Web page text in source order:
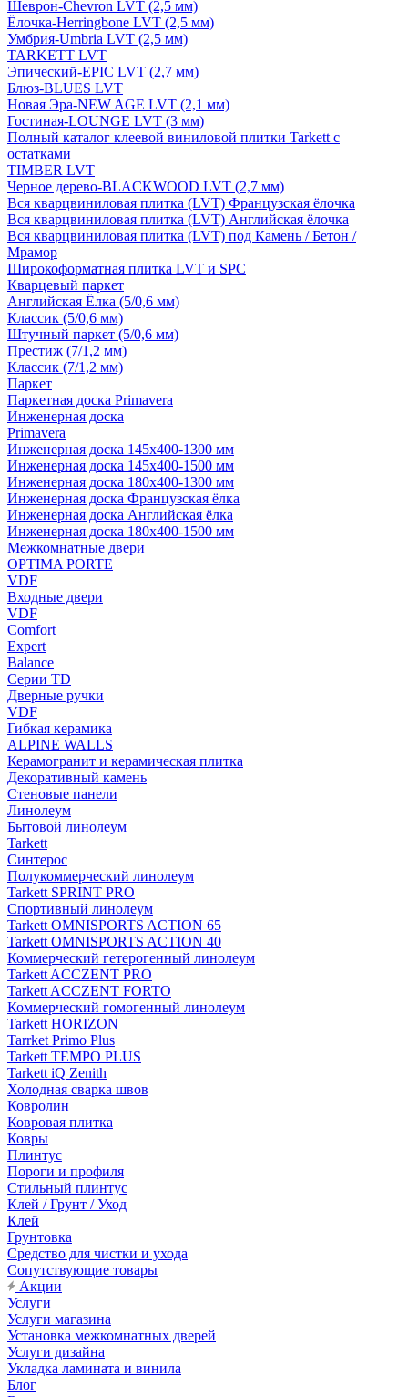
Шеврон-Chevron LVT (2,5 мм)
Ёлочка-Herringbone LVT (2,5 мм)
Умбрия-Umbria LVT (2,5 мм)
TARKETT LVT
Эпический-EPIC LVT (2,7 мм)
Блюз-BLUES LVT
Новая Эра-NEW AGE LVT (2,1 мм)
Гостиная-LOUNGE LVT (3 мм)
Полный каталог клеевой виниловой плитки Tarkett с
остатками
TIMBER LVT
Черное дерево-BLACKWOOD LVT (2,7 мм)
Вся кварцвиниловая плитка (LVT) Французская ёлочка
Вся кварцвиниловая плитка (LVT) Английская ёлочка
Вся кварцвиниловая плитка (LVT) под Камень / Бетон /
Мрамор
Широкоформатная плитка LVT и SPC
Кварцевый паркет
Английская Ёлка (5/0,6 мм)
Классик (5/0,6 мм)
Штучный паркет (5/0,6 мм)
Престиж (7/1,2 мм)
Классик (7/1,2 мм)
Паркет
Паркетная доска Primavera
Инженерная доска
Primavera
Инженерная доска 145x400-1300 мм
Инженерная доска 145x400-1500 мм
Инженерная доска 180x400-1300 мм
Инженерная доска Французская ёлка
Инженерная доска Английская ёлка
Инженерная доска 180x400-1500 мм
Межкомнатные двери
OPTIMA PORTE
VDF
Входные двери
VDF
Comfort
Expert
Balance
Серии TD
Дверные ручки
VDF
Гибкая керамика
ALPINE WALLS
Керамогранит и керамическая плитка
Декоративный камень
Стеновые панели
Линолеум
Бытовой линолеум
Tarkett
Синтерос
Полукоммерческий линолеум
Tarkett SPRINT PRO
Спортивный линолеум
Tarkett OMNISPORTS ACTION 65
Tarkett OMNISPORTS ACTION 40
Коммерческий гетерогенный линолеум
Tarkett ACCZENT PRO
Tarkett ACCZENT FORTO
Коммерческий гомогенный линолеум
Tarkett HORIZON
Tarrket Primo Plus
Tarkett TEMPO PLUS
Tarkett iQ Zenith
Холодная сварка швов
Ковролин
Ковровая плитка
Ковры
Плинтус
Пороги и профиля
Стильный плинтус
Клей / Грунт / Уход
Клей
Грунтовка
Средство для чистки и ухода
Сопутствующие товары
Акции
Услуги
Услуги магазина
Установка межкомнатных дверей
Услуги дизайна
Укладка ламината и винила
Блог